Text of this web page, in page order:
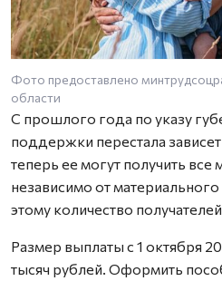
Фото предоставлено
области
С прошлого года по указу
поддержки перестала
теперь ее могут получить
независимо от
этому количество
Размер выплаты с 1 октября
тысяч рублей. Оформить